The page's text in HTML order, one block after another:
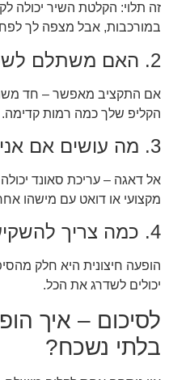
זה תלוי: הקלטת השיר יכולה
במורכבות, אבל מצפה לך
2. האם משתלם לשכור אנשי מקצוע?
אם התקציב מאפשר – חד
הקליפ שלך כמה רמות קדימה.
3. מה עושים אם אני לא יודעת לשיר?
אל דאגה – עריכת סאונד
מקצועי או דואט עם מישהו
4. כמה צריך להשקיע בסטיילינג?
הופעה חיצונית היא חלק
יכולים לשדרג את הכל.
לסיכום – איך
בלתי נשכח?